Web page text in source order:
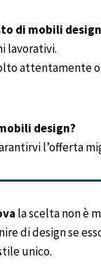
di mobili
lavorativi.
attentamente
design?
l’offerta
la scelta non è
di design se
unico.